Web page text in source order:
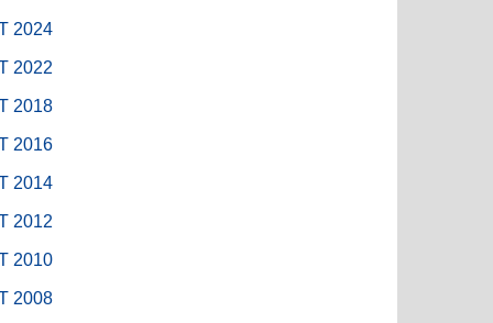
2024
2022
2018
2016
2014
2012
2010
2008